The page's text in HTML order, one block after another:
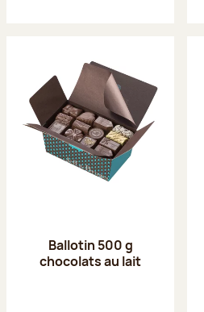
Ballotin 500 g
chocolats au lait